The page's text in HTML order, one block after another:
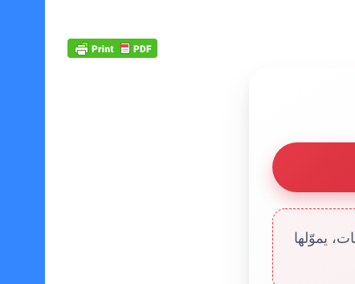
يموّلها